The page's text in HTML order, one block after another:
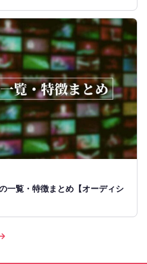
一覧・特徴まとめ【オーディシ